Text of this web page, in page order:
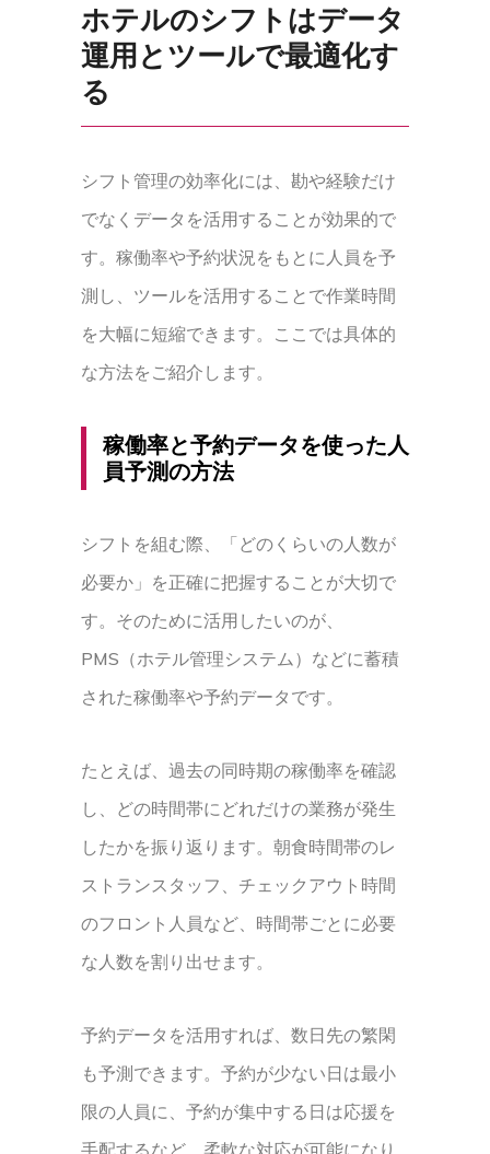
ホテルのシフトはデータ
運用とツールで最適化す
る
シフト管理の効率化には、勘や経験だけ
でなくデータを活用することが効果的で
す。稼働率や予約状況をもとに人員を予
測し、ツールを活用することで作業時間
を大幅に短縮できます。ここでは具体的
な方法をご紹介します。
稼働率と予約データを使った人
員予測の方法
シフトを組む際、「どのくらいの人数が
必要か」を正確に把握することが大切で
す。そのために活用したいのが、
PMS（ホテル管理システム）などに蓄積
された稼働率や予約データです。
たとえば、過去の同時期の稼働率を確認
し、どの時間帯にどれだけの業務が発生
したかを振り返ります。朝食時間帯のレ
ストランスタッフ、チェックアウト時間
のフロント人員など、時間帯ごとに必要
な人数を割り出せます。
予約データを活用すれば、数日先の繁閑
も予測できます。予約が少ない日は最小
限の人員に、予約が集中する日は応援を
手配するなど、柔軟な対応が可能になり